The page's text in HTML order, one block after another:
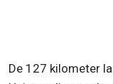
De 127 kilometer